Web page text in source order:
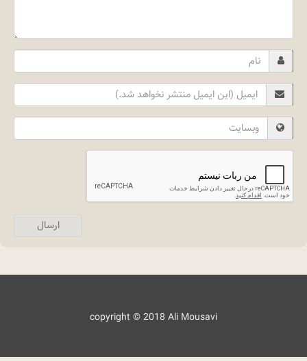
Name
Email
Website
ارسال
copyright © 2018 Ali Mousavi